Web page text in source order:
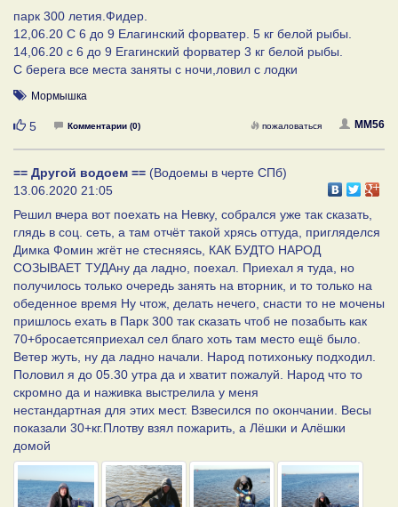
парк 300 летия.Фидер.
12,06.20 С 6 до 9 Елагинский форватер. 5 кг белой рыбы.
14,06.20 с 6 до 9 Егагинский форватер 3 кг белой рыбы.
С берега все места заняты с ночи,ловил с лодки
Мормышка
Нравится
5 Комментарии (0) MM56
пожаловаться
== Другой водоем == (Водоемы в черте СПб)
13.06.2020 21:05
Решил вчера вот поехать на Невку, собрался уже так сказать,
глядь в соц. сеть, а там отчёт такой хрясь оттуда, пригляделся
Димка Фомин жгёт не стесняясь, КАК БУДТО НАРОД
СОЗЫВАЕТ ТУДАну да ладно, поехал. Приехал я туда, но
получилось только очередь занять на вторник, и то только на
обеденное время Ну чтож, делать нечего, снасти то не мочены
пришлось ехать в Парк 300 так сказать чтоб не позабыть как
70+бросаетсяприехал сел благо хоть там место ещё было.
Ветер жуть, ну да ладно начали. Народ потихоньку подходил.
Половил я до 05.30 утра да и хватит пожалуй. Народ что то
скромно да и наживка выстрелила у меня
нестандартная для этих мест. Взвесился по окончании. Весы
показали 30+кг.Плотву взял пожарить, а Лёшки и Алёшки
домой